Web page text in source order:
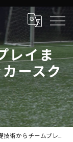
レイま
ースク
らチームプレイまで！滋賀県の少年サッカースクール